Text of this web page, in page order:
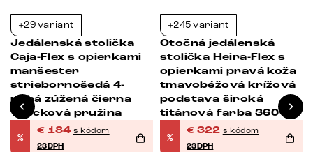
+29 variant
Jedálenská stolička
Caja-Flex s opierkami
manšester
striebornošedá 4-
nohá zúžená čierna
vrecková pružina
%
€ 184 s kódom
23DPH
+245 variant
Otočná jedálenská
stolička Heira-Flex s
opierkami pravá koža
tmavobéžová krížová
podstava široká
titánová farba 360°
otočná vrecková
pružina
%
€ 322 s kódom
23DPH